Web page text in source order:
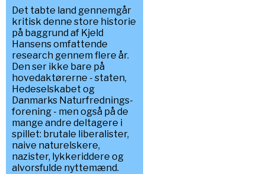
Det tabte land gennemgår
kritisk denne store historie
på baggrund af Kjeld
Hansens omfattende
research gennem flere år.
Den ser ikke bare på
hovedaktørerne - staten,
Hedeselskabet og
Danmarks Naturfrednings-
forening - men også på de
mange andre deltagere i
spillet: brutale liberalister,
naive naturelskere,
nazister, lykkeriddere og
alvorsfulde nyttemænd.